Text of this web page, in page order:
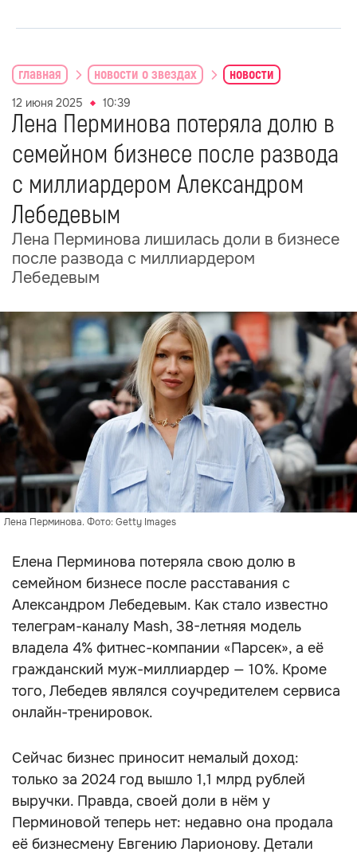
главная новости о звездах новости
12 июня 2025 10:39
Лена Перминова потеряла долю в
семейном бизнесе после развода
с миллиардером Александром
Лебедевым
Лена Перминова лишилась доли в бизнесе
после развода с миллиардером
Лебедевым
Лена Перминова. Фото: Getty Images
Елена Перминова потеряла свою долю в
семейном бизнесе после расставания с
Александром Лебедевым. Как стало известно
телеграм-каналу Mash, 38-летняя модель
владела 4% фитнес-компании «Парсек», а её
гражданский муж-миллиардер — 10%. Кроме
того, Лебедев являлся соучредителем сервиса
онлайн-тренировок.
Сейчас бизнес приносит немалый доход:
только за 2024 год вышло 1,1 млрд рублей
выручки. Правда, своей доли в нём у
Перминовой теперь нет: недавно она продала
её бизнесмену Евгению Ларионову. Детали